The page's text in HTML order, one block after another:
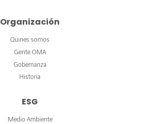
Organización
Quines somos
Gente OMA
Gobernanza
Historia
ESG
Medio Ambiente